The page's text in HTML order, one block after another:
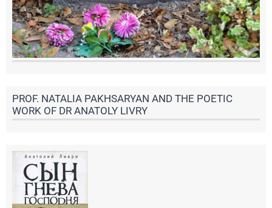
PROF. NATALIA PAKHSARYAN AND THE POETIC
WORK OF DR ANATOLY LIVRY